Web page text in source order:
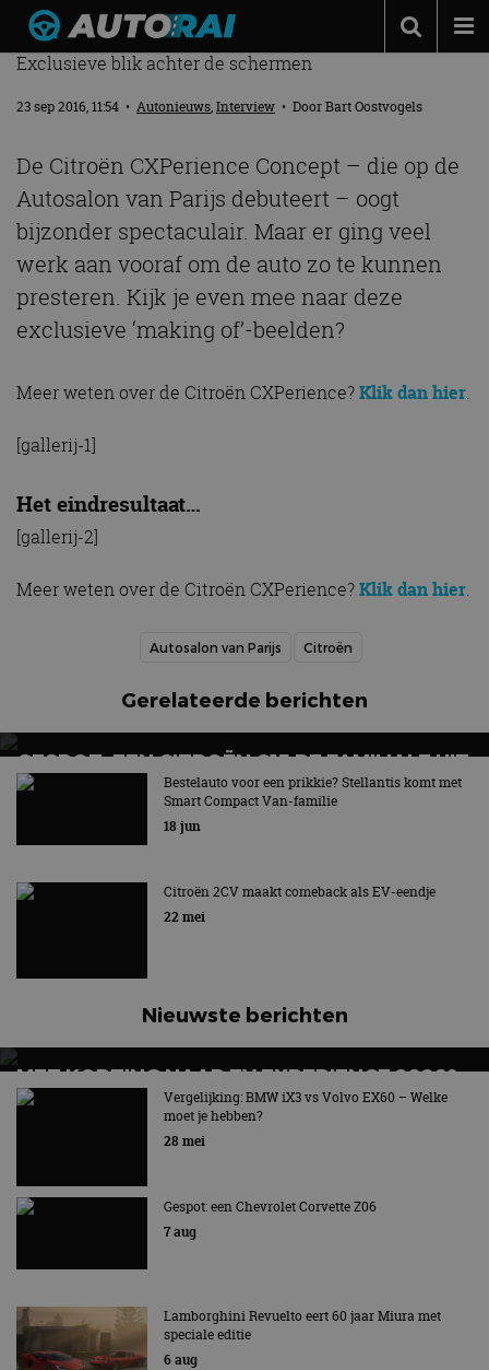
Autonieuws
Podcast
Autotests
Automerken
Adverteren
MotorRAI.nl
CITROËN CXPERIENCE CONCEPT: DE MAKING OF
Exclusieve blik achter de schermen
23 sep 2016, 11:54 • Autonieuws,Interview • DoorBart Oostvogels
De Citroën CXPerience Concept – die op de
Autosalon van Parijs debuteert – oogt
bijzonder spectaculair. Maar er ging veel
werk aan vooraf om de auto zo te kunnen
presteren. Kijk je even mee naar deze
exclusieve ‘making of’-beelden?
Meer weten over de Citroën CXPerience?Klik dan hier.
[gallerij-1]
Het eindresultaat…
[gallerij-2]
Meer weten over de Citroën CXPerience?Klik dan hier.
Autosalon van Parijs Citroën
Gerelateerde berichten
GESPOT: EEN CITROËN C15 RE FAMILIALE UIT
1995
Voorloper van de MPV + bonusspot
Bestelauto voor een prikkie? Stellantis komt met
Smart Compact Van-familie
18 jun
Citroën 2CV maakt comeback als EV-eendje
22 mei
Nieuwste berichten
MET KORTING NAAR EV EXPERIENCE 2026?
AUTORAI REGELT HET!
EV Experience 2026 van 24 tot 26 september
Vergelijking: BMW iX3 vs Volvo EX60 – Welke
moet je hebben?
28 mei
Gespot: een Chevrolet Corvette Z06
7 aug
Lamborghini Revuelto eert 60 jaar Miura met
speciale editie
6 aug